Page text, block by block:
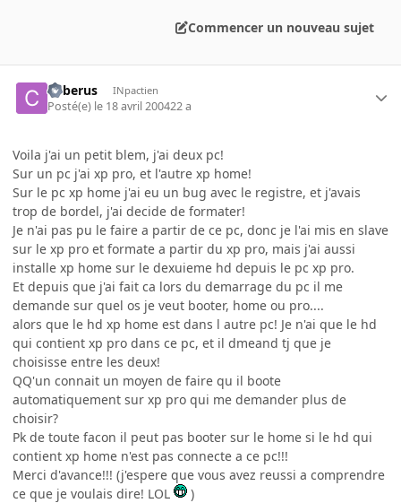
Commencer un nouveau sujet
Cyberus INpactien
Posté(e) le 18 avril 200422 a
Voila j'ai un petit blem, j'ai deux pc!
Sur un pc j'ai xp pro, et l'autre xp home!
Sur le pc xp home j'ai eu un bug avec le registre, et j'avais
trop de bordel, j'ai decide de formater!
Je n'ai pas pu le faire a partir de ce pc, donc je l'ai mis en slave
sur le xp pro et formate a partir du xp pro, mais j'ai aussi
installe xp home sur le dexuieme hd depuis le pc xp pro.
Et depuis que j'ai fait ca lors du demarrage du pc il me
demande sur quel os je veut booter, home ou pro....
alors que le hd xp home est dans l autre pc! Je n'ai que le hd
qui contient xp pro dans ce pc, et il dmeand tj que je
choisisse entre les deux!
QQ'un connait un moyen de faire qu il boote
automatiquement sur xp pro qui me demander plus de
choisir?
Pk de toute facon il peut pas booter sur le home si le hd qui
contient xp home n'est pas connecte a ce pc!!!
Merci d'avance!!! (j'espere que vous avez reussi a comprendre
ce que je voulais dire! LOL
)